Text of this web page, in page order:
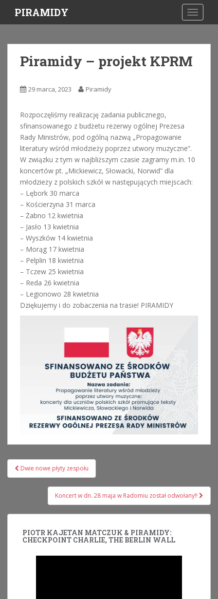
i
PIRAMIDY
Piramidy – projekt KPRM
29 marca, 2023 Piramidy
Rozpoczęliśmy realizację zadania publicznego,
sfinansowanego z budżetu rezerwy ogólnej Prezesa
Rady Ministrów, pod ogólną nazwą „Propagowanie
literatury wśród młodzieży poprzez utwory muzyczne”.
W związku z tym w najbliższym czasie zagramy m.in. 10
koncertów pt. „Mickiewicz, Słowacki, Norwid” dla
młodzieży z polskich szkół w następujących miejscach:
– Lębork 30 marca
– Kościerzyna 31 marca
– Żabno 12 kwietnia
– Jasło 13 kwietnia
– Wyszków 14 kwietnia
– Morąg 17 kwietnia
– Pelplin 18 kwietnia
– Tczew 25 kwietnia
– Reda 26 kwietnia
– Legionowo 28 kwietnia
Dziękujemy i do zobaczenia na trasie! PIRAMIDY
Nawigacja
wpisu
Dwie nowe płyty zespołu
Koncert w dn. 28 maja w Radomiu został odwołany!!
PIOTR KAJETAN MATCZUK & PIRAMIDY:
CHECKPOINT CHARLIE, THE BERLIN WALL